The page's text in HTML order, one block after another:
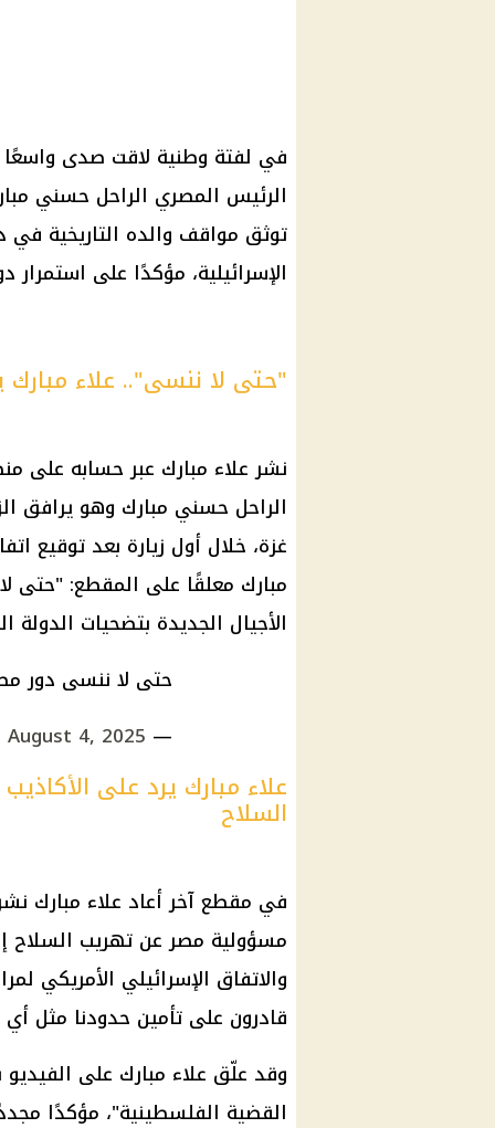
في لفتة وطنية لاقت صدى واسعًا
الرئيس المصري الراحل حسني
توثق مواقف والده التاريخية في
الإسرائيلية، مؤكدًا على
"حتى لا ننسى".. علاء
نشرعلاء مبارك عبر حسابه على
الراحل حسني مبارك وهو يرافق
غزة، خلال أول زيارة بعد توقيع
مبارك معلقًا على المقطع: "حتى
الأجيال الجديدة بتضحيات
حتى لا ننسى دور
— Alaa Mubarak (@AlaaMubarak_)
August 4, 2025
علاء مبارك يرد على
السلاح
في مقطع آخر أعاد علاء مبارك
مسؤولية مصر عن تهريب السلاح
والاتفاق الإسرائيلي الأمريكي
قادرون على تأمين حدودنا مثل
وقد علّق علاء مبارك على
القضية الفلسطينية"، مؤكدًا